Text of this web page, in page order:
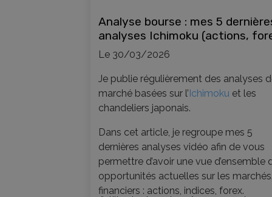
Analyse bourse : mes 5
analyses Ichimoku (actions,
opportunités)
Le 30/03/2026
Je publie régulièrement des analyses
marché basées sur l’Ichimoku et les
chandeliers japonais.
Dans cet article, je regroupe mes 5
dernières analyses vidéo afin de vous
permettre d’avoir une vue d’ensemble
opportunités actuelles sur les marchés
financiers : actions, indices, forex.